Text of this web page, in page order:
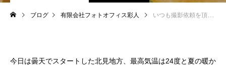
ブログ 有限会社フォトオフィス彩人 いつも撮影依頼を頂く企業さんの商品PR！
今日は曇天でスタートした北見地方、最高気温は24度と夏の暖か